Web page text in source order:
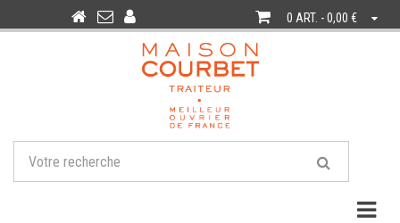
0 ART. - 0,00 €